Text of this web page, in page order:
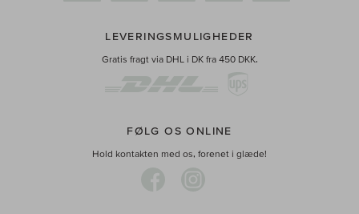
LEVERINGSMULIGHEDER
Gratis fragt via DHL i DK fra 450 DKK.
FØLG OS ONLINE
Hold kontakten med os, forenet i glæde!